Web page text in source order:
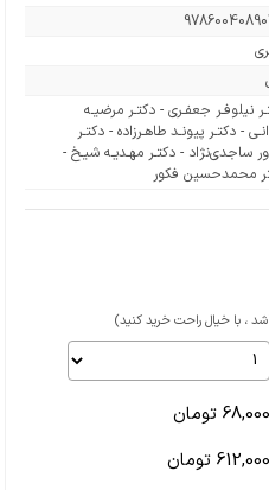
نیلوفـر جعفـری - دکتـر مرضیـه
- دکتـر پیونـد طاهـرزاده - دکتـر
ساجدی‌نژاد - دکتـر مهـدیـه شیـخ -
محمدحسین فکور
، با خیال راحت خرید کنید)
68,000 تومان
612,000 تومان